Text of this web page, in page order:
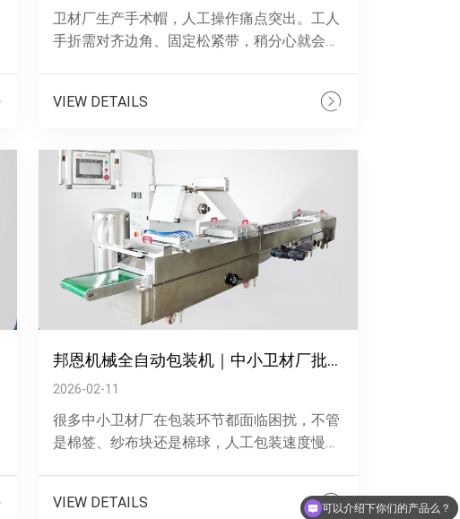
卫材厂生产手术帽，人工操作痛点突出。工人
手折需对齐边角、固定松紧带，稍分心就会歪
整......
VIEW DETAILS
邦恩机械全自动包装机｜中小卫材厂批量包装之选
2026-02-11
很多中小卫材厂在包装环节都面临困扰，不管
是棉签、纱布块还是棉球，人工包装速度慢、
术......
VIEW DETAILS 可以介绍下你们的产品么？